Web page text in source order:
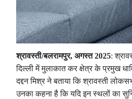
श्रावस्ती/बलरामपुर, अगस्त 2025:
दिल्ली में मुलाकात कर क्षेत्र के प्रमुख
दद्दन मिश्र ने बताया कि श्रावस्ती
उनका कहना है कि यदि इन स्थलों का